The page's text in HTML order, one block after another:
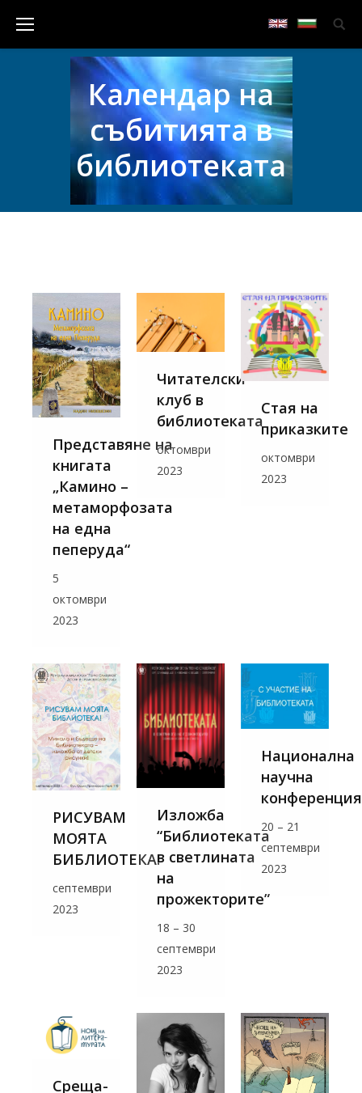
Календар на
събитията в
библиотеката
Представяне на
книгата
„Камино –
метаморфозата
на една
пеперуда“
5
октомври
2023
Читателски
клуб в
библиотеката
октомври
2023
Стая на
приказките
октомври
2023
РИСУВАМ
МОЯТА
БИБЛИОТЕКА!
септември
2023
Изложба
“Библиотеката
в светлината
на
прожекторите”
18 – 30
септември
2023
Национална
научна
конференция
20 – 21
септември
2023
Среща-